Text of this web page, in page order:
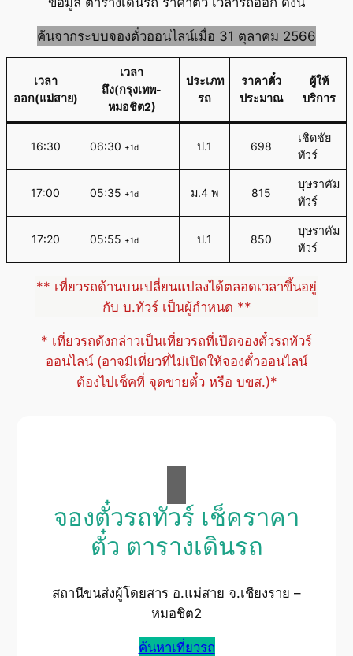
ค้นจากระบบจองตั๋วออนไลน์เมื่อ 31 ตุลาคม 2566
เวลา
ออก(แม่สาย)
เวลา
ถึง(กรุงเทพ-
หมอชิต2)
ประเภท
รถ
ราคาตั๋ว
ประมาณ
ผู้ให้
บริการ
16:30 06:30 +1d ป.1 698
เชิดชัย
ทัวร์
17:00 05:35 +1d ม.4 พ 815
บุษราคัม
ทัวร์
17:20 05:55 +1d ป.1 850
บุษราคัม
ทัวร์
** เที่ยวรถด้านบนเปลี่ยนแปลงได้ตลอดเวลาขึ้นอยู่
กับ บ.ทัวร์ เป็นผู้กำหนด **
* เที่ยวรถดังกล่าวเป็นเที่ยวรถที่เปิดจองตั๋วรถทัวร์
ออนไลน์ (อาจมีเที่ยวที่ไม่เปิดให้จองตั๋วออนไลน์
ต้องไปเช็คที่ จุดขายตั๋ว หรือ บขส.)*
จองตั๋วรถทัวร์ เช็คราคา
ตั๋ว ตารางเดินรถ
สถานีขนส่งผู้โดยสาร อ.แม่สาย จ.เชียงราย –
หมอชิต2
ค้นหาเที่ยวรถ